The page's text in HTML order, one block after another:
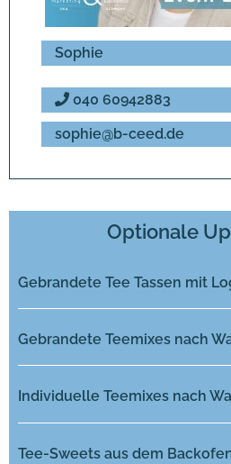
Sophie
040 60942883
sophie@b-ceed.de
Optionale
Gebrandete Tee Tassen mit
Gebrandete Teemixes nach
Individuelle Teemixes nach
Tee-Sweets aus dem